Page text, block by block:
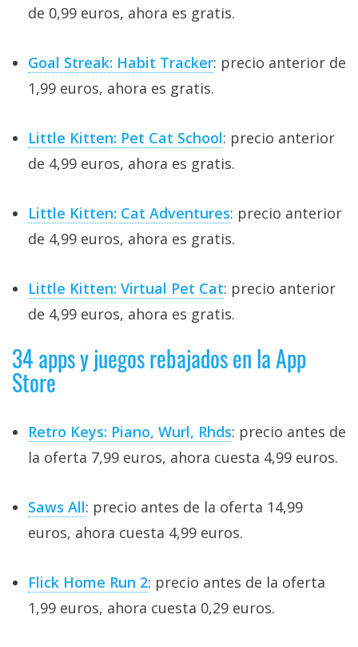
de 0,99 euros, ahora es gratis.
Goal Streak: Habit Tracker: precio anterior de
1,99 euros, ahora es gratis.
Little Kitten: Pet Cat School: precio anterior
de 4,99 euros, ahora es gratis.
Little Kitten: Cat Adventures: precio anterior
de 4,99 euros, ahora es gratis.
Little Kitten: Virtual Pet Cat: precio anterior
de 4,99 euros, ahora es gratis.
34 apps y juegos rebajados en la App
Store
Retro Keys: Piano, Wurl, Rhds: precio antes de
la oferta 7,99 euros, ahora cuesta 4,99 euros.
Saws All: precio antes de la oferta 14,99
euros, ahora cuesta 4,99 euros.
Flick Home Run 2: precio antes de la oferta
1,99 euros, ahora cuesta 0,29 euros.